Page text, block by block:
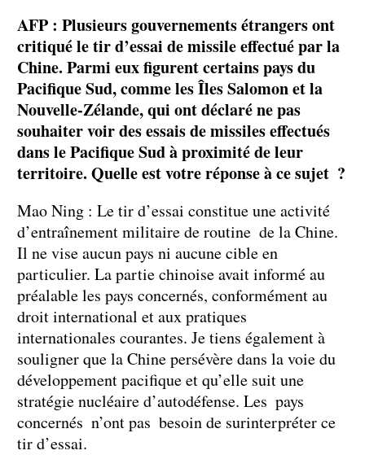
AFP : Plusieurs gouvernements étrangers ont
critiqué le tir d’essai de missile effectué par la
Chine. Parmi eux figurent certains pays du
Pacifique Sud, comme les Îles Salomon et la
Nouvelle-Zélande, qui ont déclaré ne pas
souhaiter voir des essais de missiles effectués
dans le Pacifique Sud à proximité de leur
territoire. Quelle est votre réponse à ce sujet ?
Mao Ning : Le tir d’essai constitue une activité
d’entraînement militaire de routine de la Chine.
Il ne vise aucun pays ni aucune cible en
particulier. La partie chinoise avait informé au
préalable les pays concernés, conformément au
droit international et aux pratiques
internationales courantes. Je tiens également à
souligner que la Chine persévère dans la voie du
développement pacifique et qu’elle suit une
stratégie nucléaire d’autodéfense. Les pays
concernés n’ont pas besoin de surinterpréter ce
tir d’essai.